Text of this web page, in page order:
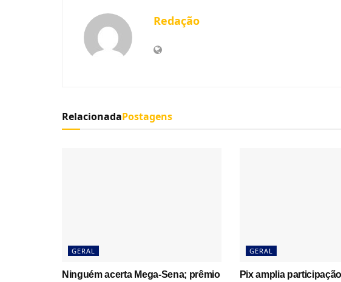
Redação
RelacionadaPostagens
GERAL
Ninguém acerta Mega-Sena; prêmio
GERAL
Pix amplia